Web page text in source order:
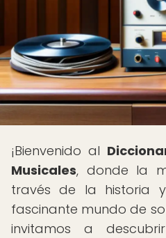
¡Bienvenido al
Musicales, donde la
través de la historia
fascinante mundo de
invitamos a